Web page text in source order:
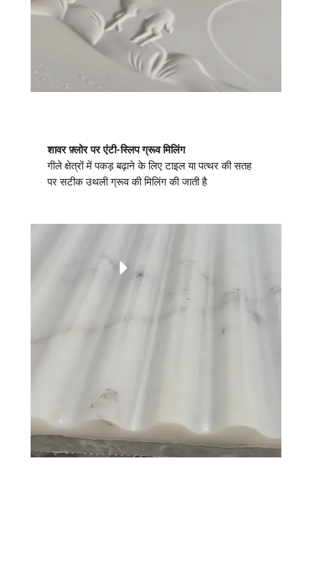
शावर फ़्लोर पर एंटी-स्लिप ग्रूव मिलिंग
गीले क्षेत्रों में पकड़ बढ़ाने के लिए टाइल या पत्थर की सतह
पर सटीक उथली ग्रूव की मिलिंग की जाती है